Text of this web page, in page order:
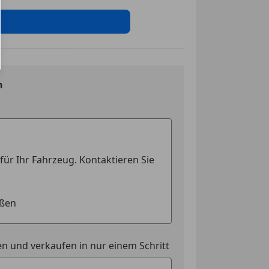
begrenzungsanlage
& Ausstiegswarnsystem
und verkaufen in nur einem Schritt